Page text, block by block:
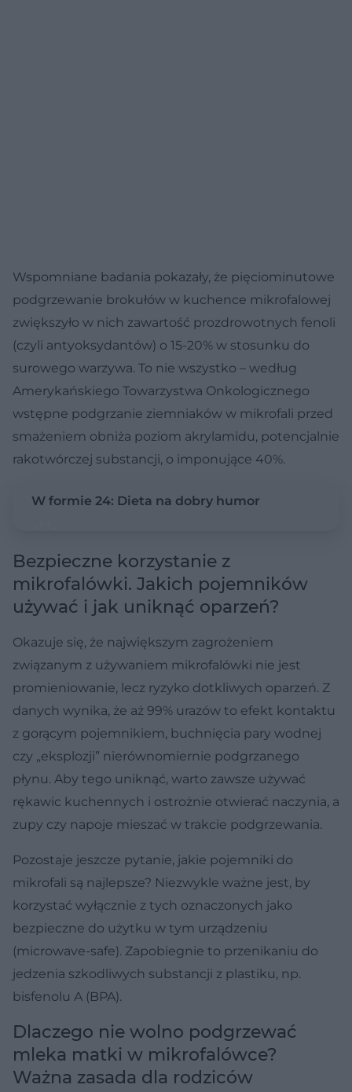
Wspomniane badania pokazały, że pięciominutowe
podgrzewanie brokułów w kuchence mikrofalowej
zwiększyło w nich zawartość prozdrowotnych fenoli
(czyli antyoksydantów) o 15-20% w stosunku do
surowego warzywa. To nie wszystko – według
Amerykańskiego Towarzystwa Onkologicznego
wstępne podgrzanie ziemniaków w mikrofali przed
smażeniem obniża poziom akrylamidu, potencjalnie
rakotwórczej substancji, o imponujące 40%.
W formie 24: Dieta na dobry humor
Bezpieczne korzystanie z
mikrofalówki. Jakich pojemników
używać i jak uniknąć oparzeń?
Okazuje się, że największym zagrożeniem
związanym z używaniem mikrofalówki nie jest
promieniowanie, lecz ryzyko dotkliwych oparzeń. Z
danych wynika, że aż 99% urazów to efekt kontaktu
z gorącym pojemnikiem, buchnięcia pary wodnej
czy „eksplozji” nierównomiernie podgrzanego
płynu. Aby tego uniknąć, warto zawsze używać
rękawic kuchennych i ostrożnie otwierać naczynia, a
zupy czy napoje mieszać w trakcie podgrzewania.
Pozostaje jeszcze pytanie, jakie pojemniki do
mikrofali są najlepsze? Niezwykle ważne jest, by
korzystać wyłącznie z tych oznaczonych jako
bezpieczne do użytku w tym urządzeniu
(microwave-safe). Zapobiegnie to przenikaniu do
jedzenia szkodliwych substancji z plastiku, np.
bisfenolu A (BPA).
Dlaczego nie wolno podgrzewać
mleka matki w mikrofalówce?
Ważna zasada dla rodziców